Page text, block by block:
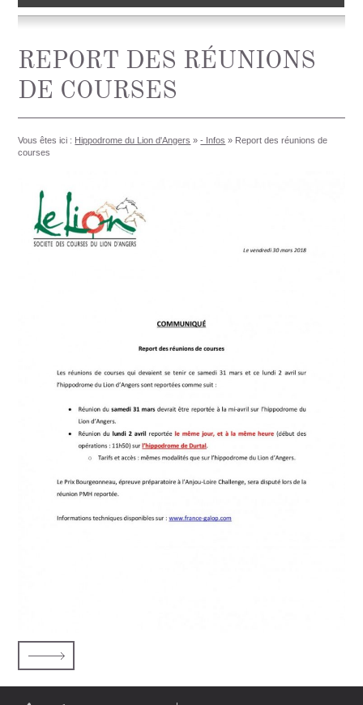
REPORT DES RÉUNIONS
DE COURSES
Vous êtes ici : Hippodrome du Lion d'Angers »- Infos » Report des réunions de
courses